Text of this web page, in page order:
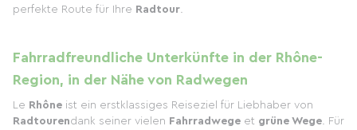
perfekte Route für Ihre Radtour
Fahrradfreundliche Unterkünfte in der Rhône-
Region, in der Nähe von Radwegen
Le Rhône ist ein erstklassiges Reiseziel für Liebhaber von
Radtourendank seiner vielen Fahrradwege et grüne Wege . Für